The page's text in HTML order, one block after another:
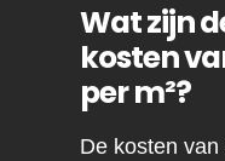
Wat zijn
kosten
per m²?
De kosten van